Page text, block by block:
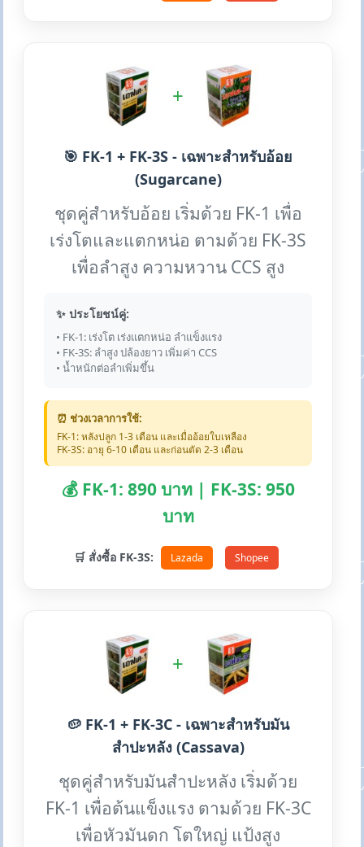
+
🎯 FK-1 + FK-3S - เฉพาะสำหรับอ้อย
(Sugarcane)
ชุดคู่สำหรับอ้อย เริ่มด้วย FK-1 เพื่อ
เร่งโตและแตกหน่อ ตามด้วย FK-3S
เพื่อลำสูง ความหวาน CCS สูง
✨ ประโยชน์คู่:
• FK-1: เร่งโต เร่งแตกหน่อ ลำแข็งแรง
• FK-3S: ลำสูง ปล้องยาว เพิ่มค่า CCS
• น้ำหนักต่อลำเพิ่มขึ้น
⏰ ช่วงเวลาการใช้:
FK-1: หลังปลูก 1-3 เดือน และเมื่ออ้อยใบเหลือง
FK-3S: อายุ 6-10 เดือน และก่อนตัด 2-3 เดือน
💰 FK-1: 890 บาท | FK-3S: 950
บาท
🛒 สั่งซื้อ FK-3S: Lazada Shopee
+
🥔 FK-1 + FK-3C - เฉพาะสำหรับมัน
สำปะหลัง (Cassava)
ชุดคู่สำหรับมันสำปะหลัง เริ่มด้วย
FK-1 เพื่อต้นแข็งแรง ตามด้วย FK-3C
เพื่อหัวมันดก โตใหญ่ แป้งสูง